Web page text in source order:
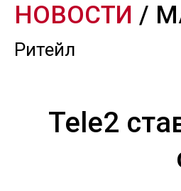
НОВОСТИ /
Ритейл
Tele2